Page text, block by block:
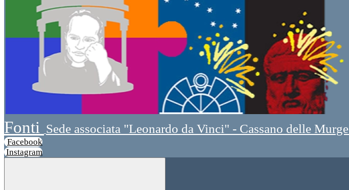
Fonti Sede associata "Leonardo da Vinci" - Cassano delle Murge
Facebook
Instagram